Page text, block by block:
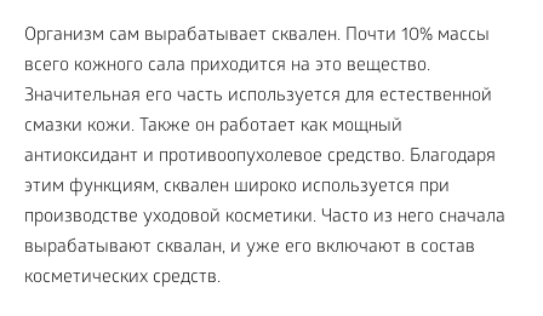
Организм сам вырабатывает сквален. Почти 10% массы
всего кожного сала приходится на это вещество.
Значительная его часть используется для естественной
смазки кожи. Также он работает как мощный
антиоксидант и противоопухолевое средство. Благодаря
этим функциям, сквален широко используется при
производстве уходовой косметики. Часто из него сначала
вырабатывают сквалан, и уже его включают в состав
косметических средств.